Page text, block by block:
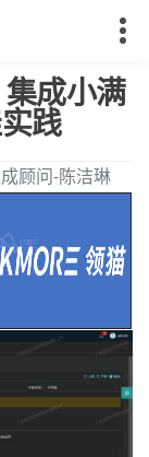
成小满
践
顾问-陈洁琳